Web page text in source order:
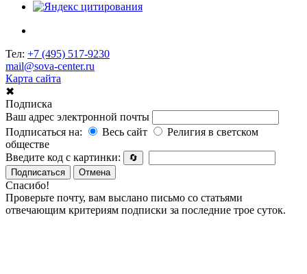
Тел: +7 (495) 517-9230
mail@sova-center.ru
Карта сайта
✖
Подписка
Ваш адрес электронной почты
Подписаться на:
Весь сайт
Религия в светском
обществе
Введите код с картинки:
🔄
Подписаться
Отмена
Спасибо!
Проверьте почту, вам выслано письмо со статьями
отвечающим критериям подписки за последние трое суток.